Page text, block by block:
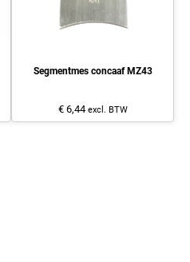
Segmentmes concaaf MZ43
€ 6,44 excl. BTW